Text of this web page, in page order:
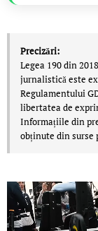
Precizări:
Legea 190 din
jurnalistică este
Regulamentului
libertatea de
Informațiile din
obținute din surse